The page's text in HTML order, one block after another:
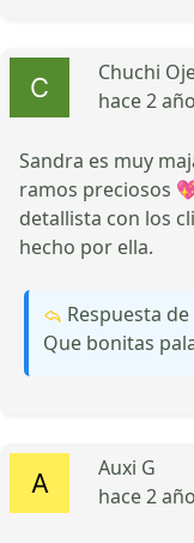
Chuchi
hace 2
Sandra es muy
ramos preciosos
detallista con los
hecho por ella.
Respuesta de
Que bonitas
Auxi G
hace 2